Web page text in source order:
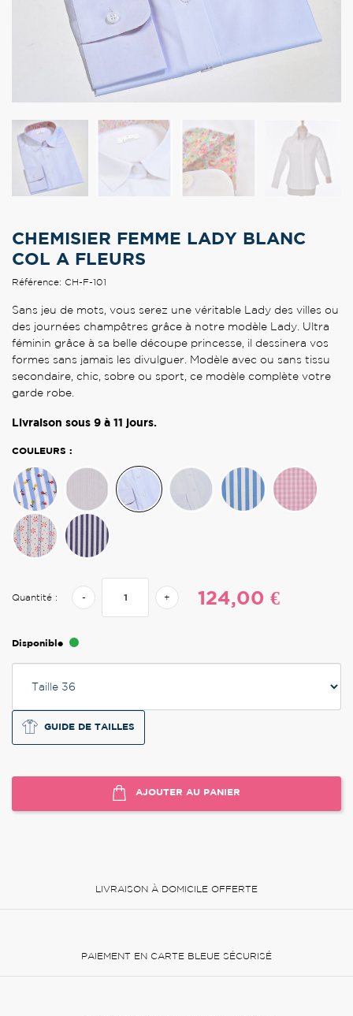
CHEMISIER FEMME LADY BLANC
COL A FLEURS
Référence: CH-F-101
Sans jeu de mots, vous serez une véritable Lady des villes ou
des journées champêtres grâce à notre modèle Lady. Ultra
féminin grâce à sa belle découpe princesse, il dessinera vos
formes sans jamais les divulguer. Modèle avec ou sans tissu
secondaire, chic, sobre ou sport, ce modèle complète votre
garde robe.
Livraison sous 9 à 11 jours.
COULEURS :
Quantité : - + 124,00 €
Disponible
GUIDE DE TAILLES
AJOUTER AU PANIER
LIVRAISON À DOMICILE OFFERTE
PAIEMENT EN CARTE BLEUE SÉCURISÉ